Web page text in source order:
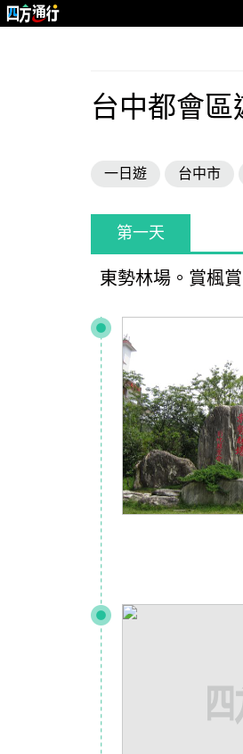
台中都會
一日遊 台中市
第一天
東勢林場。賞楓